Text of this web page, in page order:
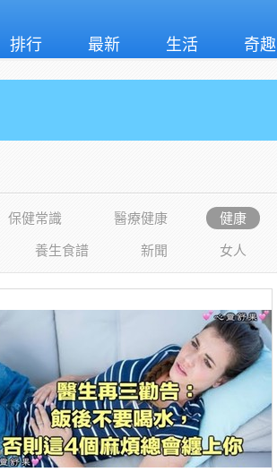
排行 最新 生活 奇趣
保健常識 醫療健康 健康
養生食譜 新聞 女人